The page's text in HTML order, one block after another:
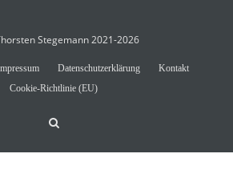
Stegemann 2021-2026
Datenschutzerklärung
Kontakt
Cookie-Richtlinie (EU)